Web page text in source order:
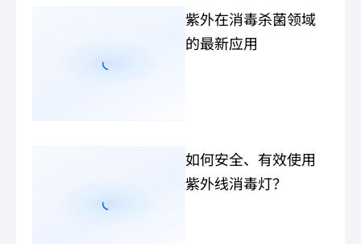
紫外在消毒杀菌领域
的最新应用
如何安全、有效使用
紫外线消毒灯？